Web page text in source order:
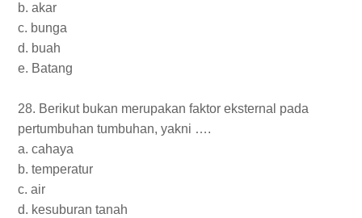
b. akar
c. bunga
d. buah
e. Batang
28. Berikut bukan merupakan faktor eksternal pada
pertumbuhan tumbuhan, yakni ….
a. cahaya
b. temperatur
c. air
d. kesuburan tanah